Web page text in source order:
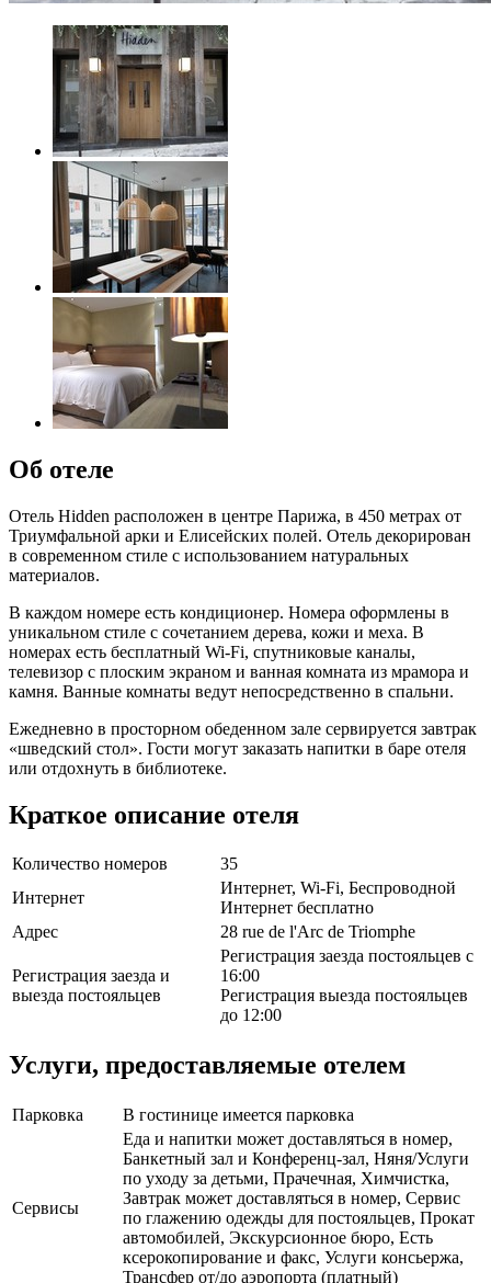
Об отеле
Отель Hidden расположен в центре Парижа, в 450 метрах от
Триумфальной арки и Елисейских полей. Отель декорирован
в современном стиле с использованием натуральных
материалов.
В каждом номере есть кондиционер. Номера оформлены в
уникальном стиле с сочетанием дерева, кожи и меха. В
номерах есть бесплатный Wi-Fi, спутниковые каналы,
телевизор с плоским экраном и ванная комната из мрамора и
камня. Ванные комнаты ведут непосредственно в спальни.
Ежедневно в просторном обеденном зале сервируется завтрак
«шведский стол». Гости могут заказать напитки в баре отеля
или отдохнуть в библиотеке.
Краткое описание отеля
Количество номеров
35
Интернет
Интернет, Wi-Fi, Беспроводной
Интернет бесплатно
Адрес
28 rue de l'Arc de Triomphe
Регистрация заезда и
выезда постояльцев
Регистрация заезда постояльцев с
16:00
Регистрация выезда постояльцев
до 12:00
Услуги, предоставляемые отелем
Парковка В гостинице имеется парковка
Сервисы
Еда и напитки может доставляться в номер,
Банкетный зал и Конференц-зал, Няня/Услуги
по уходу за детьми, Прачечная, Химчистка,
Завтрак может доставляться в номер, Сервис
по глажению одежды для постояльцев, Прокат
автомобилей, Экскурсионное бюро, Есть
ксерокопирование и факс, Услуги консьержа,
Трансфер от/до аэропорта (платный)